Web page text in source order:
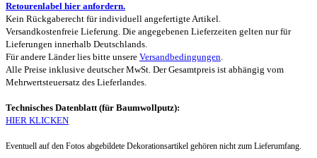
Retourenlabel hier anfordern.
Kein Rückgaberecht für individuell angefertigte Artikel.
Versandkostenfreie Lieferung. Die angegebenen Lieferzeiten gelten nur für
Lieferungen innerhalb Deutschlands.
Für andere Länder lies bitte unsere Versandbedingungen.
Alle Preise inklusive deutscher MwSt. Der Gesamtpreis ist abhängig vom
Mehrwertsteuersatz des Lieferlandes.
Technisches Datenblatt (für Baumwollputz):
HIER KLICKEN
Eventuell auf den Fotos abgebildete Dekorationsartikel gehören nicht zum Lieferumfang.